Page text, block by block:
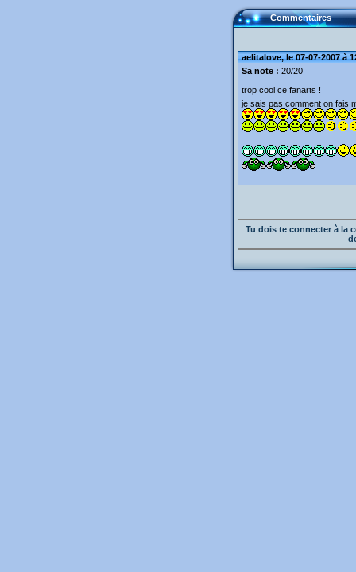
Commentaires
aelitalove, le 07-07-2007 à
Sa note : 20/20
trop cool ce fanarts !
je sais pas comment on fais
Tu dois te connecter à la